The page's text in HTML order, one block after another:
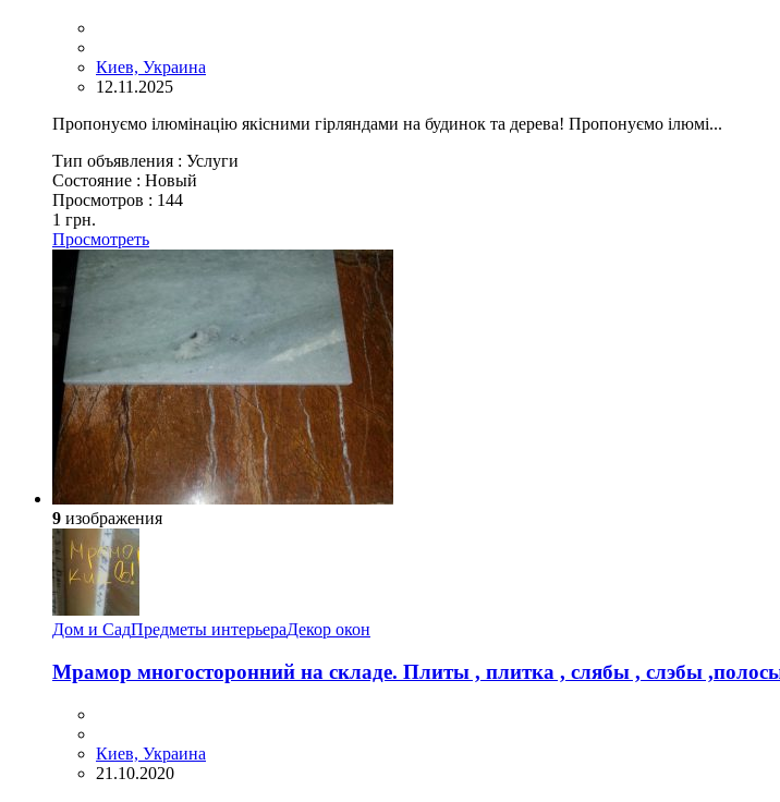
Киев, Украина
12.11.2025
Пропонуємо ілюмінацію якісними гірляндами на будинок та дерева! Пропонуємо ілюмі...
Тип объявления : Услуги
Состояние : Новый
Просмотров : 144
1 грн.
Просмотреть
9 изображения
Дом и СадПредметы интерьераДекор окон
Мрамор многосторонний на складе. Плиты , плитка , слябы , слэбы
Киев, Украина
21.10.2020